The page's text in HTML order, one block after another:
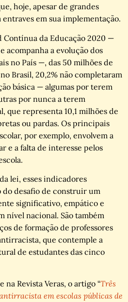
hoje, apesar de grandes
em sua implementação.
Contínua da Educação 2020 —
acompanha a evolução dos
no País —, das 50 milhões de
no Brasil, 20,2% não completaram
básica — algumas por terem
por nunca a terem
que representa 10,1 milhões de
ou pardas. Os principais
por exemplo, envolvem a
e a falta de interesse pelos
lei, esses indicadores
do desafio de construir um
significativo, empático e
nível nacional. São também
de formação de professores
que contemple a
de estudantes das cinco
Revista Veras, o artigo “Três
em escolas públicas de